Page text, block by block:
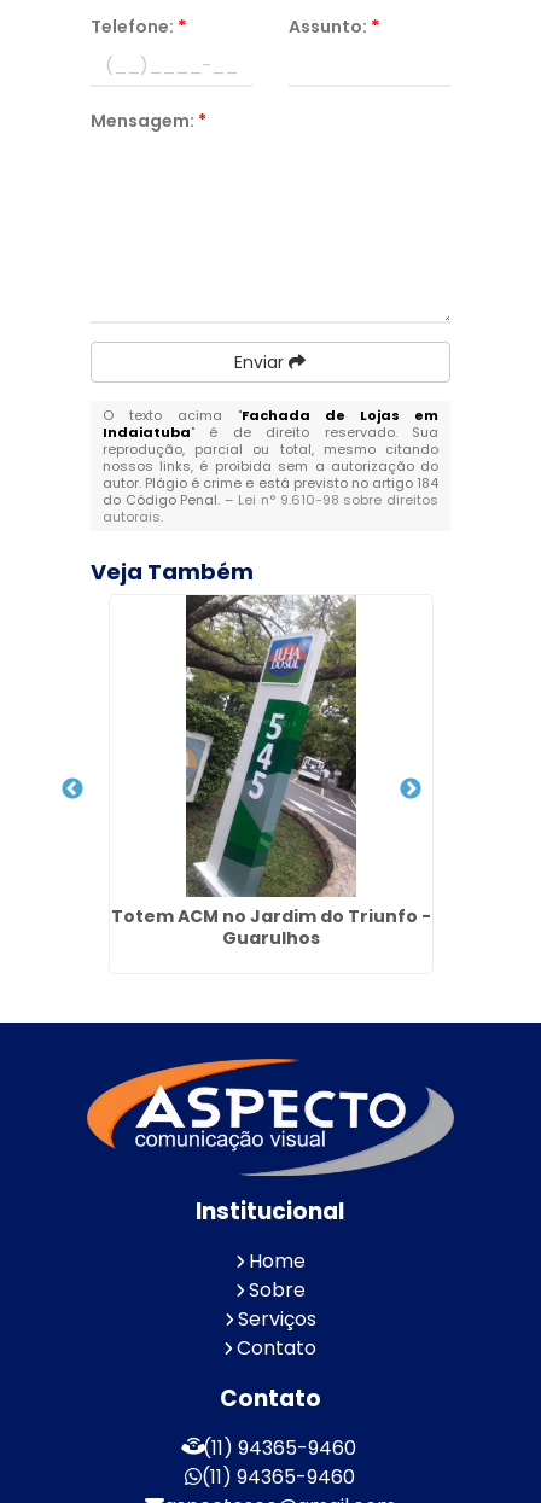
Telefone: * Assunto: *
Mensagem: *
Enviar
O texto acima "Fachada de Lojas em
Indaiatuba" é de direito reservado. Sua
reprodução, parcial ou total, mesmo citando
nossos links, é proibida sem a autorização do
autor. Plágio é crime e está previsto no artigo 184
do Código Penal. – Lei n° 9.610-98 sobre direitos
autorais.
Veja Também
Totem ACM no Jardim do Triunfo -
Guarulhos
Institucional
Home
Sobre
Serviços
Contato
Contato
(11) 94365-9460
(11) 94365-9460